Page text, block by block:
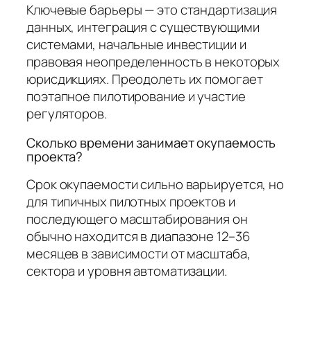
Ключевые барьеры — это стандартизация
данных, интеграция с существующими
системами, начальные инвестиции и
правовая неопределенность в некоторых
юрисдикциях. Преодолеть их помогает
поэтапное пилотирование и участие
регуляторов.
Сколько времени занимает окупаемость
проекта?
Срок окупаемости сильно варьируется, но
для типичных пилотных проектов и
последующего масштабирования он
обычно находится в диапазоне 12–36
месяцев в зависимости от масштаба,
сектора и уровня автоматизации.